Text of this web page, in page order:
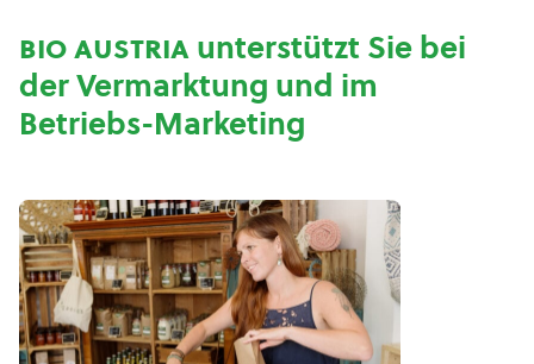
bio austriaunterstützt Sie bei
der Vermarktung und im
Betriebs-Marketing